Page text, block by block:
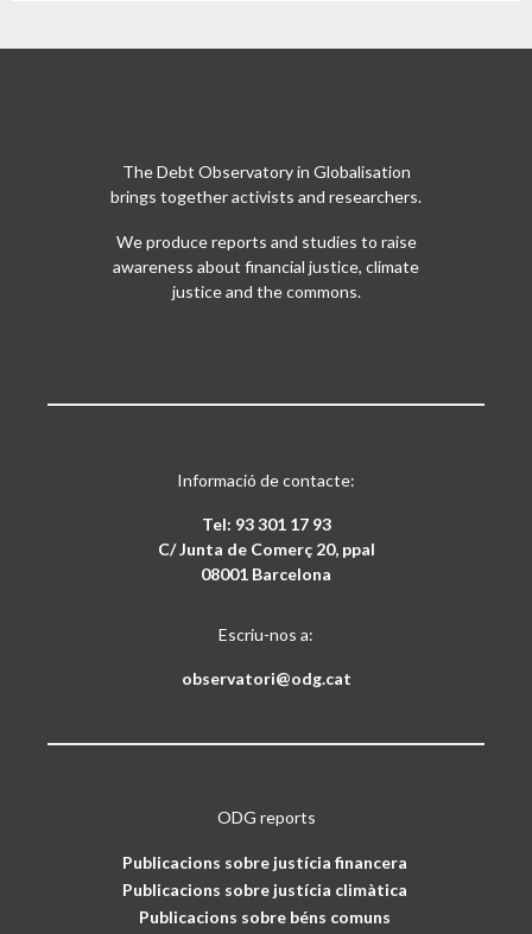
The Debt Observatory in Globalisation
brings together activists and researchers.
We produce reports and studies to raise
awareness about financial justice, climate
justice and the commons.
Informació de contacte:
Tel: 93 301 17 93
C/ Junta de Comerç 20, ppal
08001 Barcelona
Escriu-nos a:
observatori@odg.cat
ODG reports
Publicacions sobre justícia financera
Publicacions sobre justícia climàtica
Publicacions sobre béns comuns